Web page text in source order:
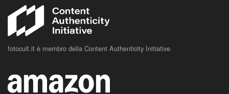
fotocult.it è membro della Content Authenticity Initiative